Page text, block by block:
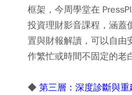
框架，今周學堂在
投資理財影音課程，涵蓋
置與財報解讀，可以自由
作繁忙或時間不固定的老
◆ 第三層：深度診斷與重